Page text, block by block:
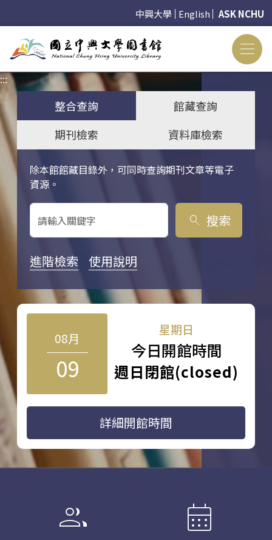
中興大學 English ASK NCHU
:::
整合查詢
館藏查詢
期刊檢索
資料庫檢索
除本館館藏目錄外，可同時查詢期刊文章等電子
資源。
關鍵字搜尋
search 搜索
進階檢索 使用說明
08月
09
星期日
今日開館時間
週日閉館(closed)
詳細開館時間
group calendar_month